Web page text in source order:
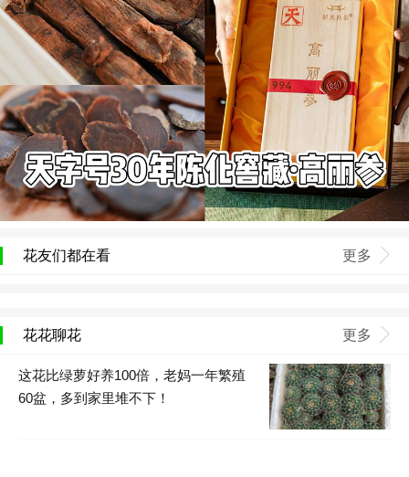
花友们都在看 更多
花花聊花 更多
这花比绿萝好养100倍，老妈一年繁殖
60盆，多到家里堆不下！